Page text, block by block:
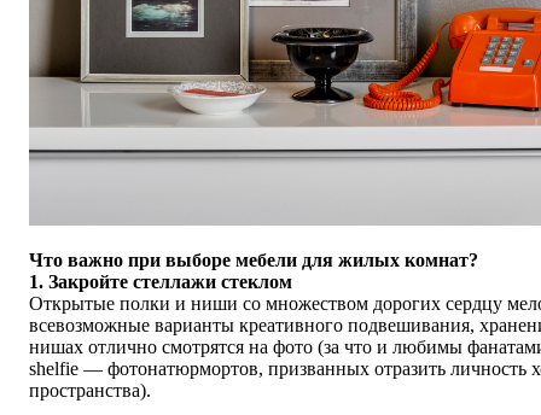
Что важно при выборе мебели для жилых комнат?
1. Закройте стеллажи стеклом
Открытые полки и ниши со множеством дорогих сердцу
всевозможные варианты креативного подвешивания,
нишах отлично смотрятся на фото (за что и любимы
shelfie — фотонатюрмортов, призванных отразить личность
пространства).